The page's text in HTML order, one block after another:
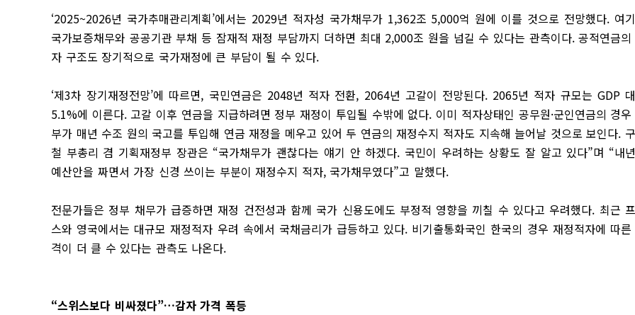
‘2025~2026년 국가추매관리계획’에서는 2029년 적자성 국가채무가 1,362조 5,000억 원에 이를 것으로 전망했다. 여
국가보증채무와 공공기관 부채 등 잠재적 재정 부담까지 더하면 최대 2,000조 원을 넘길 수 있다는 관측이다. 공적연금의
자 구조도 장기적으로 국가재정에 큰 부담이 될 수 있다.
‘제3차 장기재정전망’에 따르면, 국민연금은 2048년 적자 전환, 2064년 고갈이 전망된다. 2065년 적자 규모는 GDP
5.1%에 이른다. 고갈 이후 연금을 지급하려면 정부 재정이 투입될 수밖에 없다. 이미 적자상태인 공무원·군인연금의 경우
부가 매년 수조 원의 국고를 투입해 연금 재정을 메우고 있어 두 연금의 재정수지 적자도 지속해 늘어날 것으로 보인다.
철 부총리 겸 기획재정부 장관은 “국가채무가 괜찮다는 얘기 안 하겠다. 국민이 우려하는 상황도 잘 알고 있다”며 “내
예산안을 짜면서 가장 신경 쓰이는 부분이 재정수지 적자, 국가채무였다”고 말했다.
전문가들은 정부 채무가 급증하면 재정 건전성과 함께 국가 신용도에도 부정적 영향을 끼칠 수 있다고 우려했다. 최근
스와 영국에서는 대규모 재정적자 우려 속에서 국채금리가 급등하고 있다. 비기출통화국인 한국의 경우 재정적자에 따른
격이 더 클 수 있다는 관측도 나온다.
“스위스보다 비싸졌다”…감자 가격 폭등